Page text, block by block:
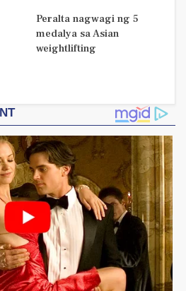
Peralta nagwagi ng 5
medalya sa Asian
weightlifting